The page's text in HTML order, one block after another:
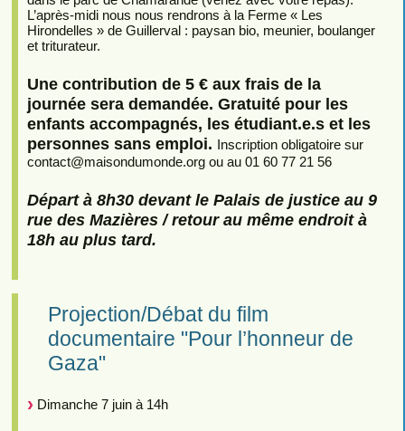
L’après-midi nous nous rendrons à la Ferme « Les
Hirondelles » de Guillerval : paysan bio, meunier, boulanger
et triturateur.
Une contribution de 5 € aux frais de la
journée sera demandée. Gratuité pour les
enfants accompagnés, les étudiant.e.s et les
personnes sans emploi. Inscription obligatoire sur
contact@maisondumonde.org ou au 01 60 77 21 56
Départ à 8h30 devant le Palais de justice au 9
rue des Mazières / retour au même endroit à
18h au plus tard.
Projection/Débat du film
documentaire "Pour l’honneur de
Gaza"
Dimanche 7 juin à 14h